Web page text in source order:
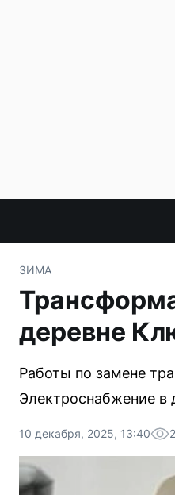
ЗИМА
деревне
Работы по замене
Электроснабжение в
10 декабря, 2025, 13:40